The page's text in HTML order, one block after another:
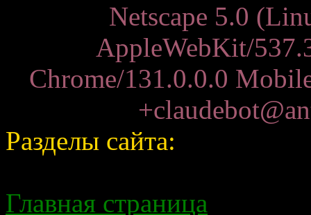
Netscape 5.0
AppleWebKit/
Chrome/131.0.0.0
Разделы сайта:
Главная страница